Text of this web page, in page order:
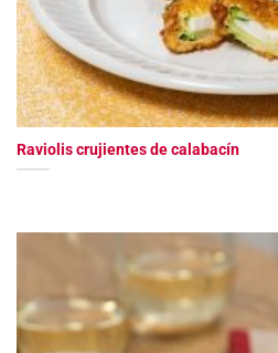
Raviolis crujientes de calabacín